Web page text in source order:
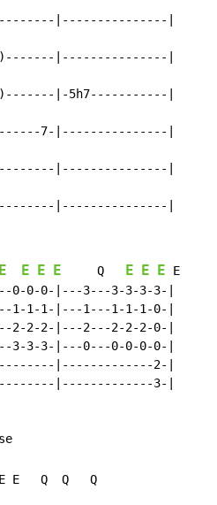
|---------------|
|---------------|
|-5h7-----------|
7-|---------------|
|---------------|
|---------------|
E E E E
     Q
E E E E
0-0-0-|---3---3-3-3-3-|
1-1-1-|---1---1-1-1-0-|
2-2-2-|---2---2-2-2-0-|
3-3-3-|---0---0-0-0-0-|
|-------------2-|
|-------------3-|
E   Q  Q   Q